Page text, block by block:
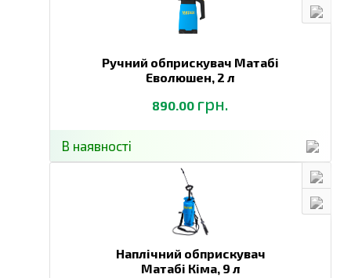
Ручний обприскувач Матабі
Еволюшен, 2 л
890.00 грн.
В наявності
Наплічний обприскувач
Матабі Кіма, 9 л